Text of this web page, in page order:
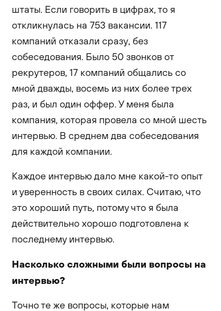
штаты. Если говорить в цифрах, то я
откликнулась на 753 вакансии. 117
компаний отказали сразу, без
собеседования. Было 50 звонков от
рекрутеров, 17 компаний общались со
мной дважды, восемь из них более трех
раз, и был один оффер. У меня была
компания, которая провела со мной шесть
интервью. В среднем два собеседования
для каждой компании.
Каждое интервью дало мне какой-то опыт
и уверенность в своих силах. Считаю, что
это хороший путь, потому что я была
действительно хорошо подготовлена к
последнему интервью.
Насколько сложными были вопросы на
интервью?
Точно те же вопросы, которые нам